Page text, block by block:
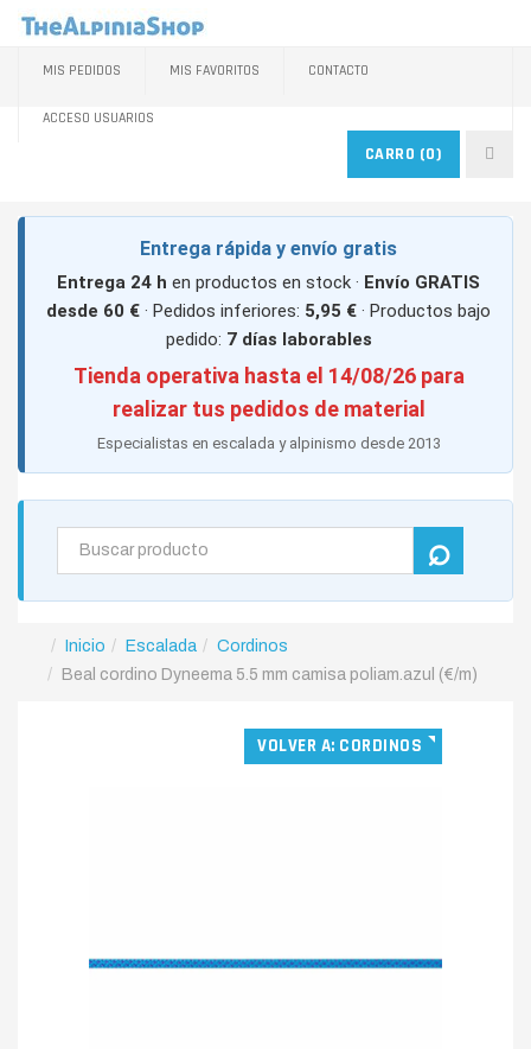
MIS PEDIDOS MIS FAVORITOS CONTACTO
ACCESO USUARIOS
CARRO (0)
Entrega rápida y envío gratis
Entrega 24 h en productos en stock · Envío GRATIS
desde 60 € · Pedidos inferiores: 5,95 € · Productos bajo
pedido: 7 días laborables
Tienda operativa hasta el 14/08/26 para
realizar tus pedidos de material
Especialistas en escalada y alpinismo desde 2013
Inicio Escalada
Cordinos
Beal cordino Dyneema 5.5 mm camisa poliam.azul (€/m)
VOLVER A: CORDINOS